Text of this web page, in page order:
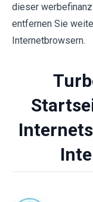
dieser
entfernen Sie
Internetbrowsern.